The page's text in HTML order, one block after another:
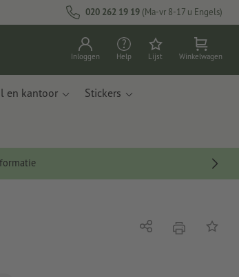
020 262 19 19 (Ma-vr 8-17 u Engels)
Inloggen Help Lijst Winkelwagen
en kantoor Stickers
Delen afdrukkenOp de